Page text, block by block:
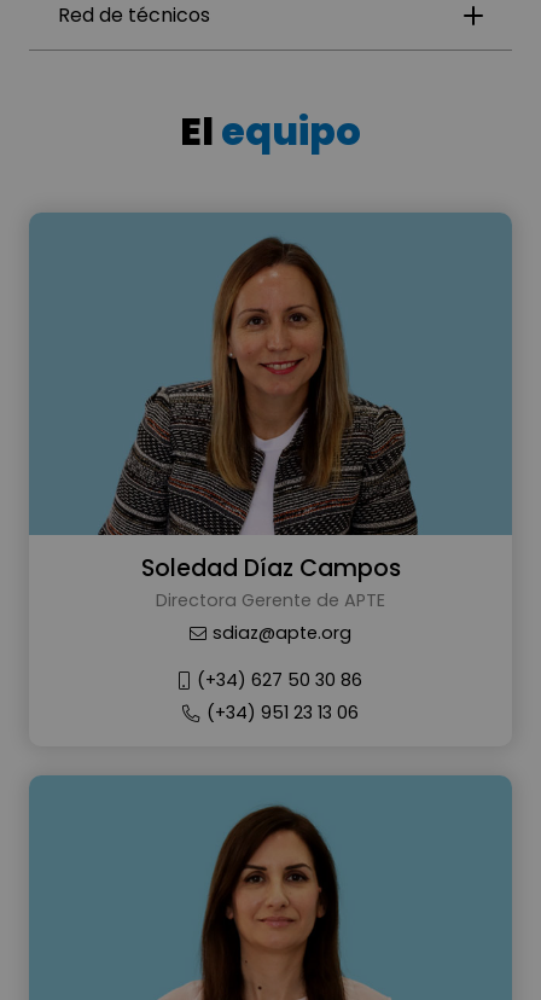
Red de técnicos
Elequipo
Soledad Díaz Campos
Directora Gerente de APTE
sdiaz@apte.org
(+34) 627 50 30 86
(+34) 951 23 13 06